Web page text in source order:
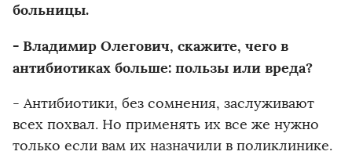
больницы.
- Владимир Олегович, скажите, чего в
антибиотиках больше: пользы или вреда?
- Антибиотики, без сомнения, заслуживают
всех похвал. Но применять их все же нужно
только если вам их назначили в поликлинике.